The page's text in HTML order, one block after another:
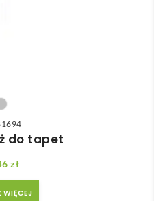
do tapet
zł
WIĘCEJ